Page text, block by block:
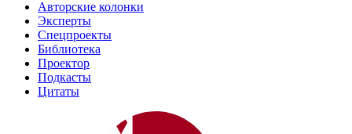
Авторские колонки
Эксперты
Спецпроекты
Библиотека
Проектор
Подкасты
Цитаты